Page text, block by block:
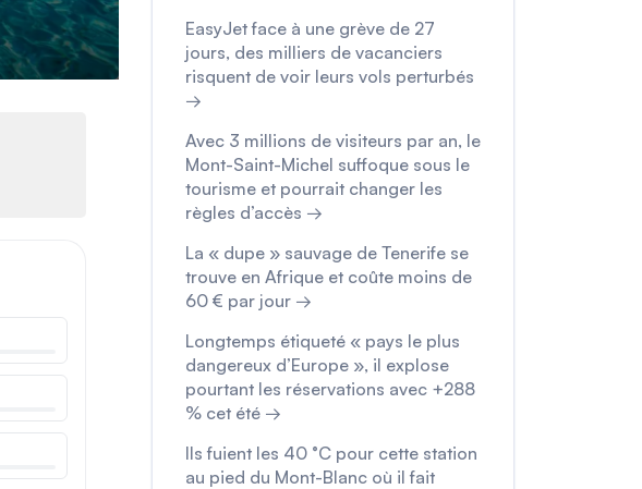
EasyJet face à une grève de 27
jours, des milliers de vacanciers
risquent de voir leurs vols perturbés
→
Avec 3 millions de visiteurs par an, le
Mont-Saint-Michel suffoque sous le
tourisme et pourrait changer les
règles d’accès →
La « dupe » sauvage de Tenerife se
trouve en Afrique et coûte moins de
60 € par jour →
Longtemps étiqueté « pays le plus
dangereux d’Europe », il explose
pourtant les réservations avec +288
% cet été →
Ils fuient les 40 °C pour cette station
au pied du Mont-Blanc où il fait